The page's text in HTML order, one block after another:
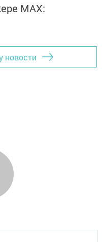
MАХ:
новости